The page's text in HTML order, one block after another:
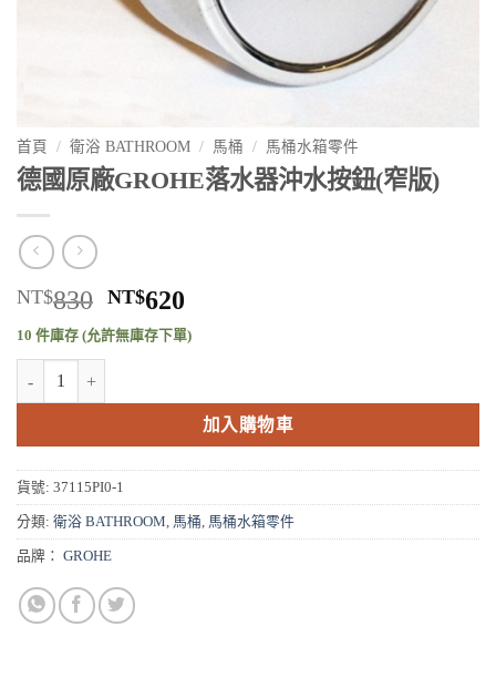
首頁 / 衛浴 BATHROOM / 馬桶 / 馬桶水箱零件
德國原廠GROHE落水器沖水按鈕(窄版)
NT$830 原
始
NT$830。
NT$620
前
價
NT$620。
10 件庫存 (允許無庫存下單)
德國原廠GROHE落水器沖水按鈕(窄版) 數量
加入購物車
貨號: 37115PI0-1
分類: 衛浴 BATHROOM, 馬桶, 馬桶水箱零件
品牌： GROHE